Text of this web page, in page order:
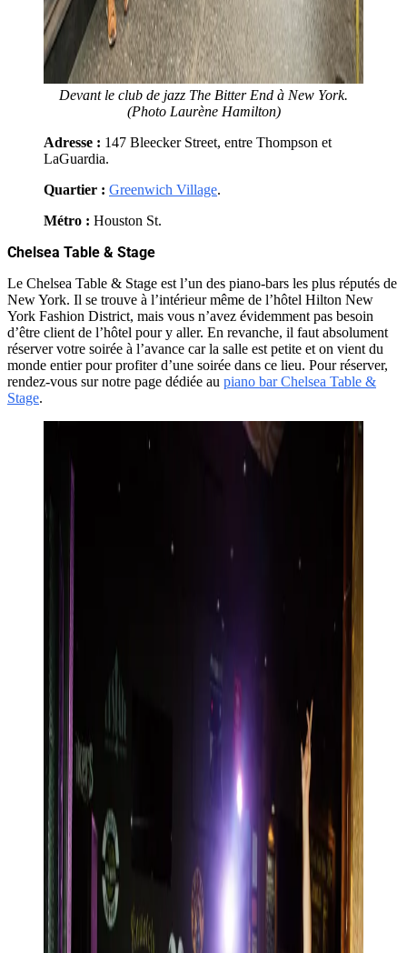
Devant le club de jazz The Bitter End à New York.
(Photo Laurène Hamilton)
Adresse : 147 Bleecker Street, entre Thompson et
LaGuardia.
Quartier : Greenwich Village.
Métro : Houston St.
Chelsea Table & Stage
Le Chelsea Table & Stage est l’un des piano-bars les plus réputés de
New York. Il se trouve à l’intérieur même de l’hôtel Hilton New
York Fashion District, mais vous n’avez évidemment pas besoin
d’être client de l’hôtel pour y aller. En revanche, il faut absolument
réserver votre soirée à l’avance car la salle est petite et on vient du
monde entier pour profiter d’une soirée dans ce lieu. Pour réserver,
rendez-vous sur notre page dédiée au piano bar Chelsea Table &
Stage.